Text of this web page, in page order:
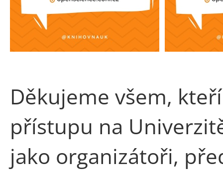
Děkujeme všem,
přístupu na
jako organizátoři,